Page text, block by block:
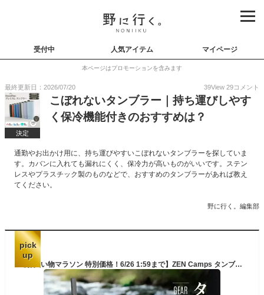
受付中 人気アイテム マイページ
本ページはプロモーションを含みます
最終更新日：2026/07/20 39View 29コメント
決定
こぼれないタンブラー｜持ち運びしやす
く保冷機能付きのおすすめは？
通勤やお出かけ用に、持ち運びやすいこぼれないタンブラーを探していま
す。カバンに入れても漏れにくく、保冷力が高いものがいいです。ステン
レスやプラスチック製のものなどで、おすすめのタンブラーがあれば教え
てください。
野に行く。編集部
pick
up
【お買い物マラソン 特別価格！6/26 1:59まで】ZEN Camps タンブラー ストロー付き 887ml 水筒 大容量 持ち運び ストロー 真空断熱 保温 保冷 蓋付き こぼれない 車 ドライブ オフィス キャンプ アウトドア